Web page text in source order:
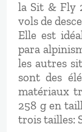
la Sit & Fly
vols de
Elle est
para
les autres
sont des
matériaux
258 g en
trois tailles: